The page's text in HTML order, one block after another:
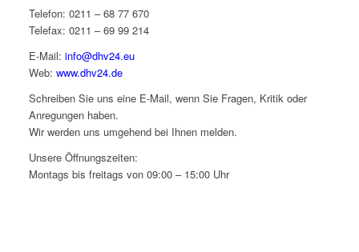
Telefon: 0211 – 68 77 670
Telefax: 0211 – 69 99 214
E-Mail: info@dhv24.eu
Web: www.dhv24.de
Schreiben Sie uns eine E-Mail, wenn Sie Fragen, Kritik oder
Anregungen haben.
Wir werden uns umgehend bei Ihnen melden.
Unsere Öffnungszeiten:
Montags bis freitags von 09:00 – 15:00 Uhr